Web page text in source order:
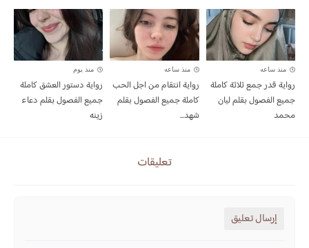
منذ ساعه
رواية قدر جمع ثلاثة كاملة
جميع الفصول بقلم ليان
محمد
منذ ساعه
رواية انتقام من اجل الحب
كاملة جميع الفصول بقلم
شهد...
منذ يوم
رواية دستور العشق كاملة
جميع الفصول بقلم دعاء
زينه
تعليقات
إرسال تعليق